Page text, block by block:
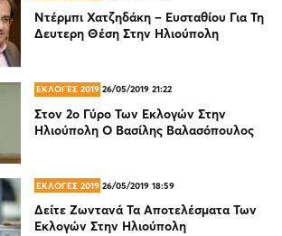
Ντέρμπι Χατζηδάκη – Ευσταθίου Για Τη
Δευτερη Θέση Στην Ηλιούπολη
ΕΚΛΟΓΕΣ 2019 26/05/2019 21:22
Στον 2ο Γύρο Των Εκλογών Στην
Ηλιούπολη Ο Βασίλης Βαλασόπουλος
ΕΚΛΟΓΕΣ 2019 26/05/2019 18:59
Δείτε Ζωντανά Τα Αποτελέσματα Των
Εκλογών Στην Ηλιούπολη